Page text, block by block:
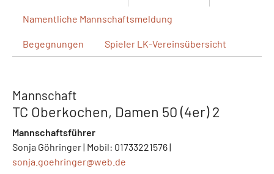
Namentliche Mannschaftsmeldung
Begegnungen Spieler LK-Vereinsübersicht
Mannschaft
TC Oberkochen, Damen 50 (4er) 2
Mannschaftsführer
Sonja Göhringer | Mobil: 01733221576 |
sonja.goehringer@web.de